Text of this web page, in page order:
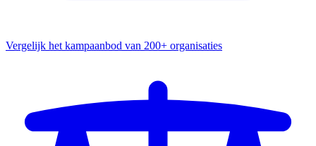
Vergelijk het kampaanbod van 200+ organisaties